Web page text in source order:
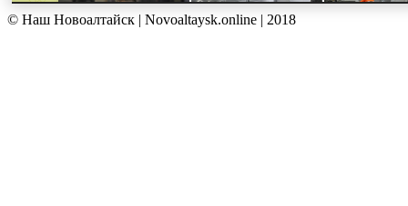
© Наш Новоалтайск | Novoaltaysk.online | 2018